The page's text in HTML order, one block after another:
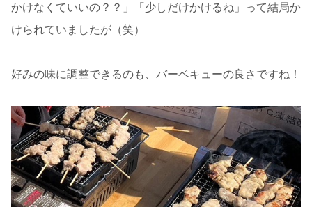
かけなくていいの？？」「少しだけかけるね」って結局か
けられていましたが（笑）
好みの味に調整できるのも、バーベキューの良さですね！